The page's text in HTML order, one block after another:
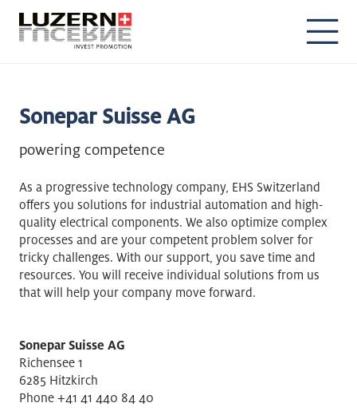
Sonepar Suisse AG
powering competence
As a progressive technology company, EHS Switzerland
offers you solutions for industrial automation and high-
quality electrical components. We also optimize complex
processes and are your competent problem solver for
tricky challenges. With our support, you save time and
resources. You will receive individual solutions from us
that will help your company move forward.
Sonepar Suisse AG
Richensee 1
6285 Hitzkirch
Phone +41 41 440 84 40